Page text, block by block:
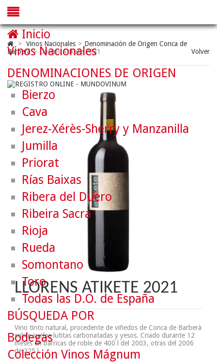
> Vinos Nacionales > Denominación de Origen Conca de
Barberá > Llorens Atikete 2021 Volver
LLORENS ATIKETE 2021
Vino tinto natural, procedente de viñedos de Conca de Barberà
sobre suelos lutitas carbonatadas y yesos. Criado durante 12
meses en barricas de roble de 400 l del 2003, otras del 2006
de 225 l.
Inicio
Vinos Nacionales
DENOMINACIONES DE ORIGEN
Bierzo
Cava
Jerez-Xérès-Sherry y Manzanilla
Jumilla
Priorat
Rías Baixas
Ribera del Duero
Ribeira Sacra
Rioja
Rueda
Somontano
Toro
Todas las D.O. de España
BÚSQUEDA POR
Bodegas
Colección Vinos Mágnum